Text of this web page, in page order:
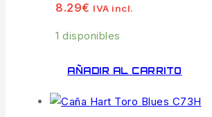
8.29€ IVA incl.
1 disponibles
AÑADIR AL CARRITO